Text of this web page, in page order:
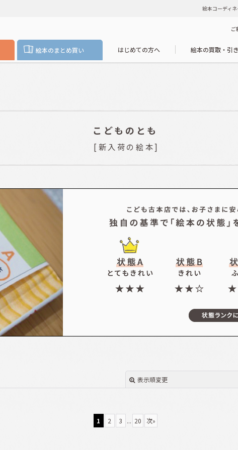
絵本コーディ
ご
絵本のまとめ買い はじめての方へ 絵本の買取・引
こどものとも
[ 新入荷の絵本]
表示順変更
1 2 3 ... 20 次»